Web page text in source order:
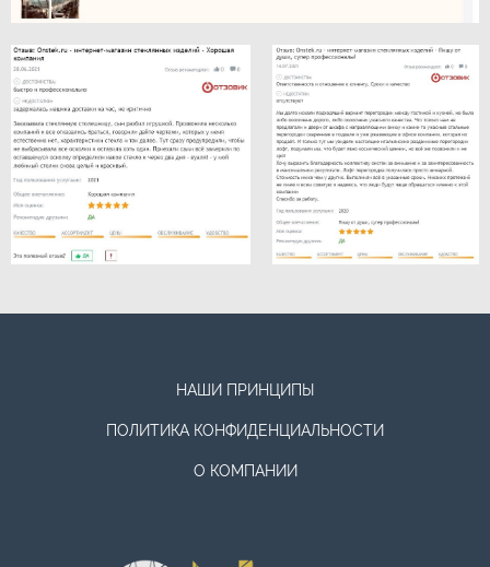
НАШИ ПРИНЦИПЫ
ПОЛИТИКА КОНФИДЕНЦИАЛЬНОСТИ
О КОМПАНИИ